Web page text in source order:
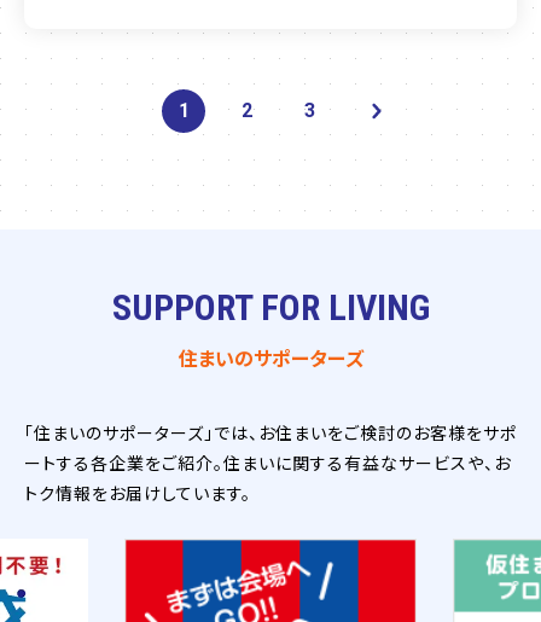
1 2 3
SUPPORT FOR LIVING
住まいのサポーターズ
「住まいのサポーターズ」では、お住まいをご検討のお客様をサポ
ートする各企業をご紹介。住まいに関する有益なサービスや、お
トク情報をお届けしています。